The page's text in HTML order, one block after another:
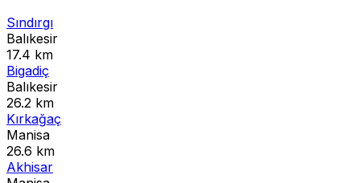
Sındırgı
Balıkesir
17.4 km
Bigadiç
Balıkesir
26.2 km
Kırkağaç
Manisa
26.6 km
Akhisar